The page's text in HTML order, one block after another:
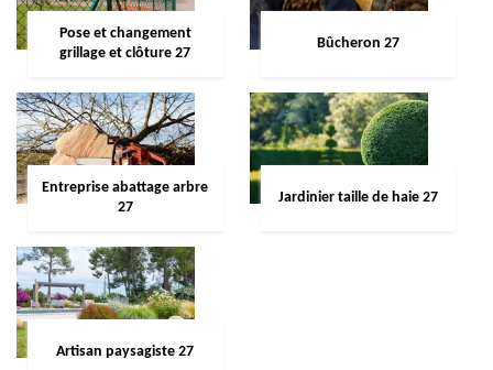
Pose et changement
grillage et clôture 27
Bûcheron 27
Entreprise abattage arbre
27
Jardinier taille de haie 27
Artisan paysagiste 27